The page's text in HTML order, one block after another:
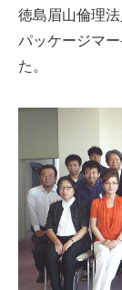
徳島眉山倫理
パッケージマ
た。